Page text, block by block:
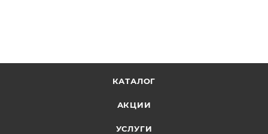
КАТАЛОГ
АКЦИИ
УСЛУГИ